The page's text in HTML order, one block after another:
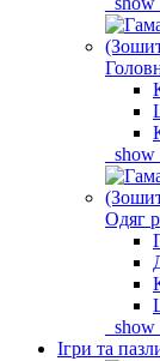
Одяг
Ігри та